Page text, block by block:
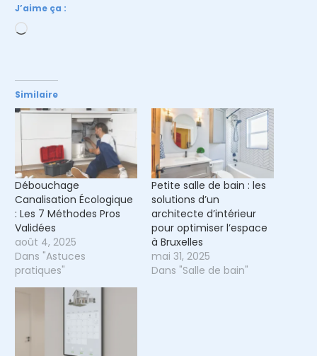
J’aime ça :
Chargement…
Similaire
Débouchage
Canalisation Écologique
: Les 7 Méthodes Pros
Validées
août 4, 2025
Dans "Astuces
pratiques"
Petite salle de bain : les
solutions d’un
architecte d’intérieur
pour optimiser l’espace
à Bruxelles
mai 31, 2025
Dans "Salle de bain"